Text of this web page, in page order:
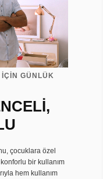
GÜNLÜK
çocuklara özel
bir kullanım
hem kullanım